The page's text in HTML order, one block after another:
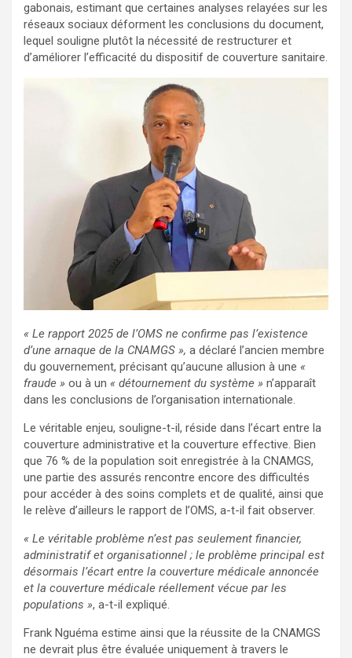
gabonais, estimant que certaines analyses relayées sur les
réseaux sociaux déforment les conclusions du document,
lequel souligne plutôt la nécessité de restructurer et
d’améliorer l’efficacité du dispositif de couverture sanitaire.
« Le rapport 2025 de l’OMS ne confirme pas l’existence
d’une arnaque de la CNAMGS », a déclaré l’ancien membre
du gouvernement, précisant qu’aucune allusion à une «
fraude » ou à un « détournement du système » n’apparaît
dans les conclusions de l’organisation internationale.
Le véritable enjeu, souligne-t-il, réside dans l’écart entre la
couverture administrative et la couverture effective. Bien
que 76 % de la population soit enregistrée à la CNAMGS,
une partie des assurés rencontre encore des difficultés
pour accéder à des soins complets et de qualité, ainsi que
le relève d’ailleurs le rapport de l’OMS, a-t-il fait observer.
« Le véritable problème n’est pas seulement financier,
administratif et organisationnel ; le problème principal est
désormais l’écart entre la couverture médicale annoncée
et la couverture médicale réellement vécue par les
populations », a-t-il expliqué.
Frank Nguéma estime ainsi que la réussite de la CNAMGS
ne devrait plus être évaluée uniquement à travers le